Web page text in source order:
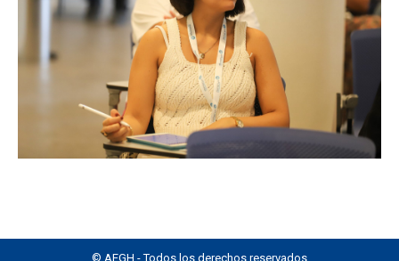
© AEGH - Todos los derechos reservados